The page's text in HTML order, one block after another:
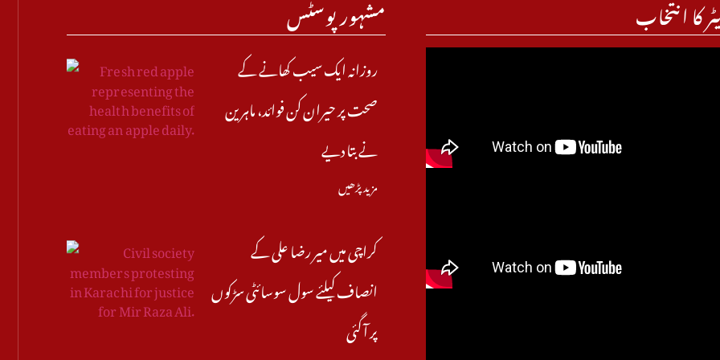
مشہور پوسٹس
روزانہ ایک سیب کھانے کے
صحت پر حیران کن فوائد، ماہرین
نے بتا دیے
مزید پڑھیں
کراچی میں میر رضا علی کے
انصاف کیلئے سول سوسائٹی سڑکوں
پر آ گئی
کا انتخاب